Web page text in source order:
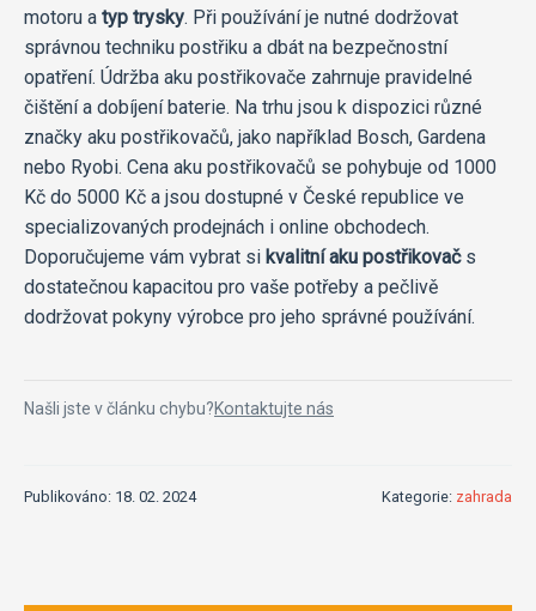
motoru a typ trysky. Při používání je nutné dodržovat
správnou techniku postřiku a dbát na bezpečnostní
opatření. Údržba aku postřikovače zahrnuje pravidelné
čištění a dobíjení baterie. Na trhu jsou k dispozici různé
značky aku postřikovačů, jako například Bosch, Gardena
nebo Ryobi. Cena aku postřikovačů se pohybuje od 1000
Kč do 5000 Kč a jsou dostupné v České republice ve
specializovaných prodejnách i online obchodech.
Doporučujeme vám vybrat si kvalitní aku postřikovačs
dostatečnou kapacitou pro vaše potřeby a pečlivě
dodržovat pokyny výrobce pro jeho správné používání.
Našli jste v článku chybu?Kontaktujte nás
Publikováno: 18. 02. 2024 Kategorie: zahrada